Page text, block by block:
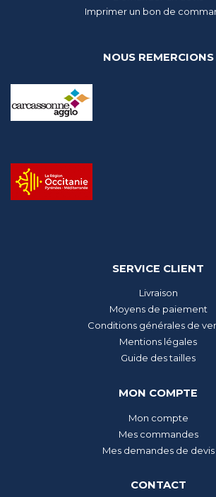
Imprimer un bon de
NOUS REMERCIONS
SERVICE CLIENT
Livraison
Moyens de paiement
Conditions générales de
Mentions légales
Guide des tailles
MON COMPTE
Mon compte
Mes commandes
Mes demandes de devis
CONTACT